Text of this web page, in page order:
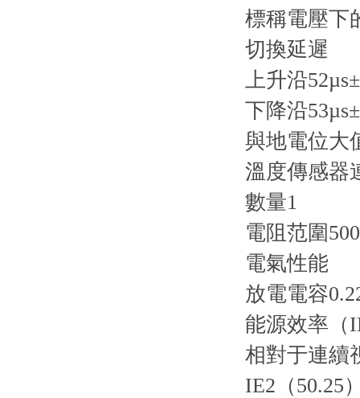
標稱電壓下
切換延遲
上升沿
下降沿
與地電位大
溫度傳感器
數量1
電阻范圍
電氣性能
放電電容
能源效率（
相對于連續
IE2（50.25